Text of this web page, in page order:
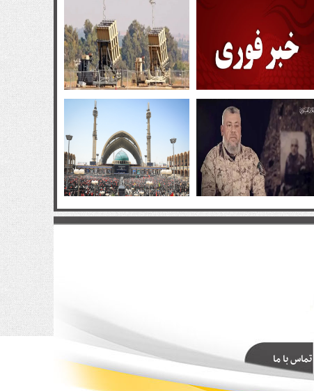
تماس با ما